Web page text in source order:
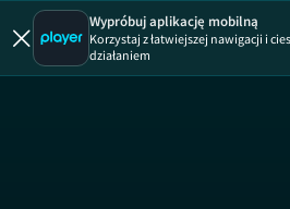
Wypróbuj aplikację mobilną
Korzystaj z łatwiejszej nawigacji i
działaniem